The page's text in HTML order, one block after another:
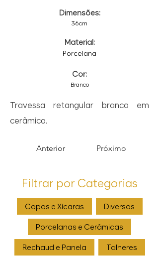
Dimensões:
36cm
Material:
Porcelana
Cor:
Branco
Travessa retangular branca em
cerâmica.
Anterior Próximo
Filtrar por Categorias
Copos e Xícaras Diversos
Porcelanas e Cerâmicas
Rechaud e Panela Talheres